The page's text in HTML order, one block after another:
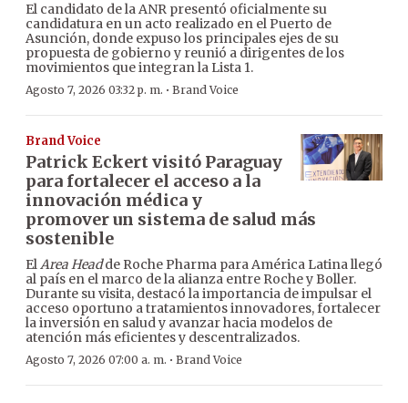
El candidato de la ANR presentó oficialmente su
candidatura en un acto realizado en el Puerto de
Asunción, donde expuso los principales ejes de su
propuesta de gobierno y reunió a dirigentes de los
movimientos que integran la Lista 1.
Agosto 7, 2026 03:32 p. m. · Brand Voice
Brand Voice
Patrick Eckert visitó Paraguay
para fortalecer el acceso a la
innovación médica y
promover un sistema de salud más
sostenible
ElArea Headde Roche Pharma para América Latina llegó
al país en el marco de la alianza entre Roche y Boller.
Durante su visita, destacó la importancia de impulsar el
acceso oportuno a tratamientos innovadores, fortalecer
la inversión en salud y avanzar hacia modelos de
atención más eficientes y descentralizados.
Agosto 7, 2026 07:00 a. m. · Brand Voice